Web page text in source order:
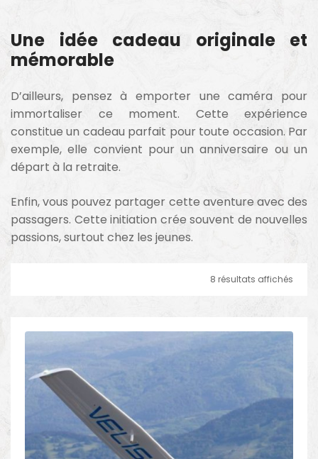
Une idée cadeau originale et
mémorable
D’ailleurs, pensez à emporter une caméra pour
immortaliser ce moment. Cette expérience
constitue un cadeau parfait pour toute occasion. Par
exemple, elle convient pour un anniversaire ou un
départ à la retraite.
Enfin, vous pouvez partager cette aventure avec des
passagers. Cette initiation crée souvent de nouvelles
passions, surtout chez les jeunes.
8 résultats affichés